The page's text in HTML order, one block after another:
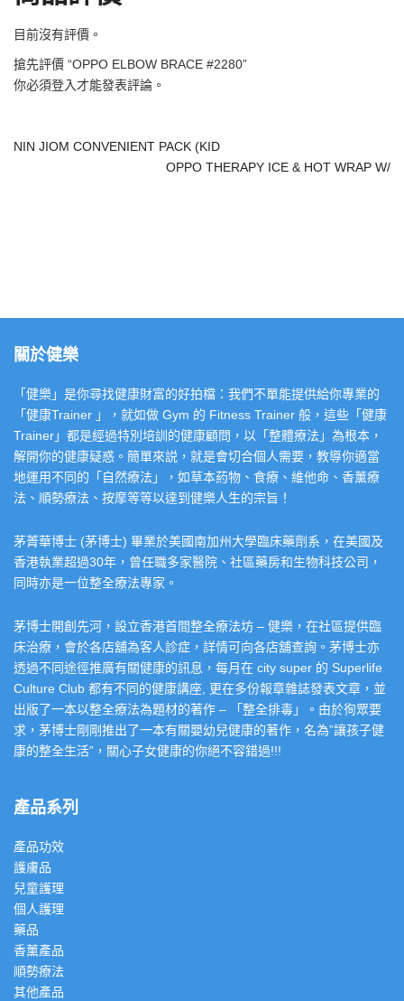
目前沒有評價。
搶先評價 “OPPO ELBOW BRACE #2280”
你必須登入才能發表評論。
NIN JIOM CONVENIENT PACK (KID
OPPO THERAPY ICE & HOT WRAP W/
關於健樂
「健樂」是你尋找健康財富的好拍檔：我們不單能提供給你專業的
「健康Trainer 」，就如做 Gym 的 Fitness Trainer 般，這些「健康
Trainer」都是經過特別培訓的健康顧問，以「整體療法」為根本，
解開你的健康疑惑。簡單來説，就是會切合個人需要，教導你適當
地運用不同的「自然療法」，如草本葯物、食療、維他命、香薰療
法、順勢療法、按摩等等以達到健樂人生的宗旨！
茅菁華博士 (茅博士) 畢業於美國南加州大學臨床藥劑系，在美國及
香港執業超過30年，曾任職多家醫院、社區藥房和生物科技公司，
同時亦是一位整全療法專家。
茅博士開創先河，設立香港首間整全療法坊 – 健樂，在社區提供臨
床治療，會於各店舖為客人診症，詳情可向各店舖查詢。茅博士亦
透過不同途徑推廣有關健康的訊息，每月在 city super 的 Superlife
Culture Club 都有不同的健康講座, 更在多份報章雜誌發表文章，並
出版了一本以整全療法為題材的著作 – 「整全排毒」。由於徇眾要
求，茅博士剛剛推出了一本有關嬰幼兒健康的著作，名為”讓孩子健
康的整全生活”，關心子女健康的你絕不容錯過!!!
產品系列
產品功效
護膚品
兒童護理
個人護理
藥品
香薰產品
順勢療法
其他產品